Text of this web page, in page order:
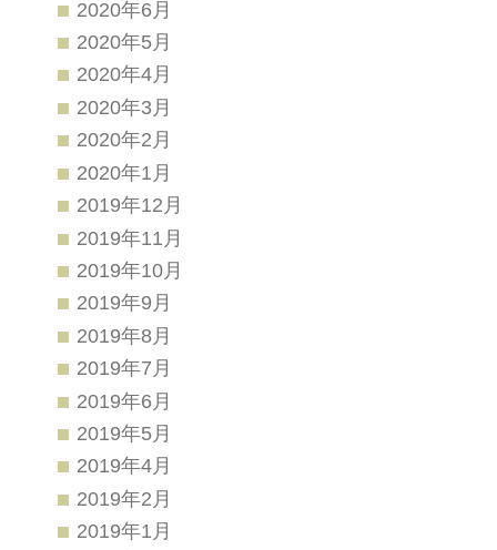
2020年6月
2020年5月
2020年4月
2020年3月
2020年2月
2020年1月
2019年12月
2019年11月
2019年10月
2019年9月
2019年8月
2019年7月
2019年6月
2019年5月
2019年4月
2019年2月
2019年1月